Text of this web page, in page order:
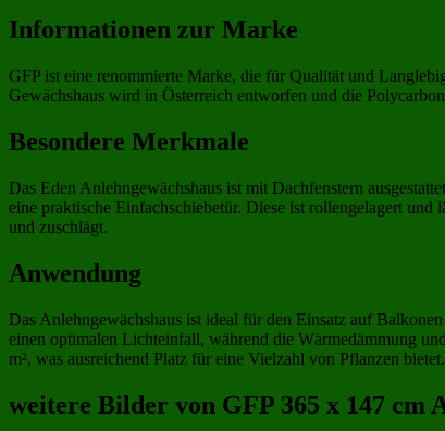
Informationen zur Marke
GFP ist eine renommierte Marke, die für Qualität und
Gewächshaus wird in Österreich entworfen und die
Besondere Merkmale
Das Eden Anlehngewächshaus ist mit Dachfenstern
eine praktische Einfachschiebetür. Diese ist rollengelagert
und zuschlägt.
Anwendung
Das Anlehngewächshaus ist ideal für den Einsatz auf
einen optimalen Lichteinfall, während die Wärmedämmung
m², was ausreichend Platz für eine Vielzahl von Pflanzen bietet.
weitere Bilder von GFP 365 x 147 cm